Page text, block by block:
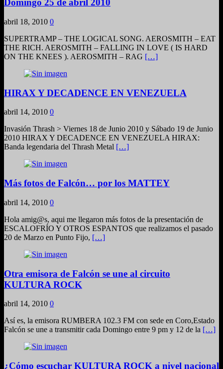
Domingo 25 de abril 2010
abril 18, 2010 0
SUPERTRAMP – THE LOGICAL SONG. AEROSMITH – EAT
THE RICH. AEROSMITH – FALLING IN LOVE ( IS HARD
ON THE KNEES ). AEROSMITH – RAG […]
HIRAX Y DECADENCE EN VENEZUELA
abril 14, 2010 0
Invasión Thrash > Viernes 18 de Junio 2010 y Sábado 19 de Junio
2010 HIRAX Y DECADENCE EN VENEZUELA HIRAX:
Banda legendaria del Thrash Metal […]
Más fotos de Falcón… por los MATTEY
abril 14, 2010 0
Hola amig@s, aqui me llegaron más fotos de la presentación de
ESCALOFRÍO Y OTROS ESPANTOS que realizamos el pasado
20 de Marzo en Punto Fijo, […]
Otra emisora de Falcón se une al circuito
KULTURA ROCK
abril 14, 2010 0
Así es, la emisora RUMBERA 102.3 FM con sede en Coro,Estado
Falcón se une a transmitir cada Domingo entre 9 pm y 12 de la […]
¿Cómo escuchar KULTURA ROCK a nivel nacional